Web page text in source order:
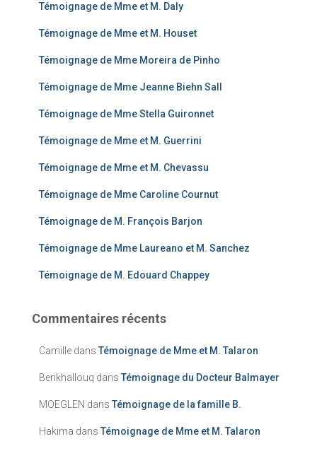
Témoignage de Mme et M. Daly
Témoignage de Mme et M. Houset
Témoignage de Mme Moreira de Pinho
Témoignage de Mme Jeanne Biehn Sall
Témoignage de Mme Stella Guironnet
Témoignage de Mme et M. Guerrini
Témoignage de Mme et M. Chevassu
Témoignage de Mme Caroline Cournut
Témoignage de M. François Barjon
Témoignage de Mme Laureano et M. Sanchez
Témoignage de M. Edouard Chappey
Commentaires récents
Camille dans Témoignage de Mme et M. Talaron
Benkhallouq dans Témoignage du Docteur Balmayer
MOEGLEN dans Témoignage de la famille B.
Hakima dans Témoignage de Mme et M. Talaron